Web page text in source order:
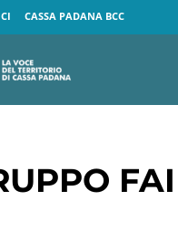
CASSA PADANA BCC